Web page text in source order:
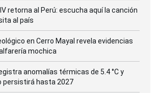
retorna al Perú: escucha aquí la canción
al país
en Cerro Mayal revela evidencias
mochica
anomalías térmicas de 5.4 °C y
persistirá hasta 2027